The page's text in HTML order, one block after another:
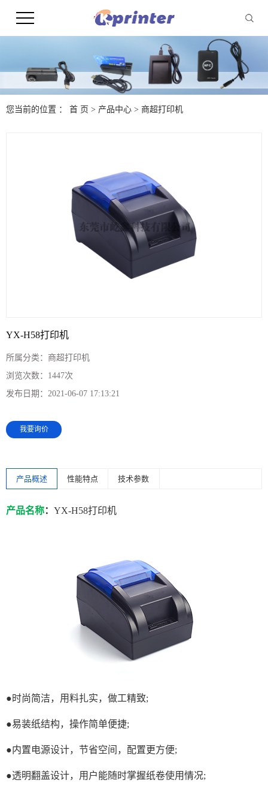
您当前的位置 ： 首 页 > 产品中心 > 商超打印机
YX-H58打印机
所属分类： 商超打印机
浏览次数： 1447次
发布日期： 2021-06-07 17:13:21
我要询价
产品概述 性能特点 技术参数
产品名称： YX-H58打印机
●时尚简洁，用料扎实，做工精致;
●易装纸结构，操作简单便捷;
●内置电源设计，节省空间，配置更方便;
●透明翻盖设计，用户能随时掌握纸卷使用情况;